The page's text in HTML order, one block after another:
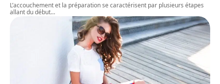
L’accouchement et la préparation se caractérisent par plusieurs étapes
allant du début…